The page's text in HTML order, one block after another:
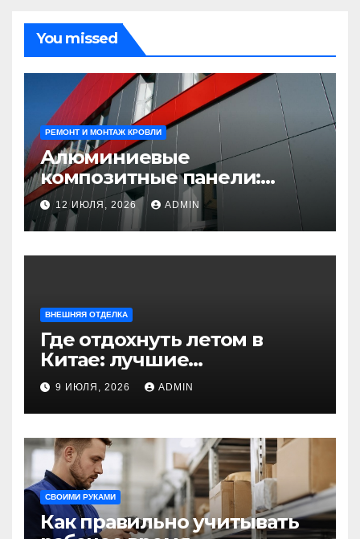
You missed
РЕМОНТ И МОНТАЖ КРОВЛИ
Алюминиевые
композитные панели:
универсальное решение
для современного
строительства и дизайна
12 ИЮЛЯ, 2026 ADMIN
ВНЕШНЯЯ ОТДЕЛКА
Где отдохнуть летом в
Китае: лучшие
направления для
незабываемого
путешествия
9 ИЮЛЯ, 2026 ADMIN
СВОИМИ РУКАМИ
Как правильно учитывать